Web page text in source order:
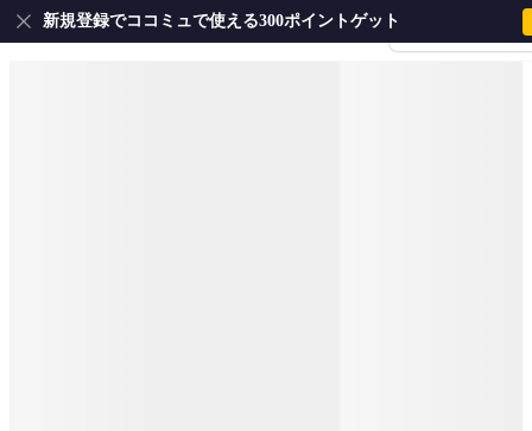
会員登録・ログイ
新規登録でココミュで使える300ポイントゲット